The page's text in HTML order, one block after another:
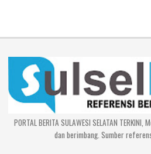
PORTAL BERITA SULAWESI SELATAN
dan berimbang. Sumber